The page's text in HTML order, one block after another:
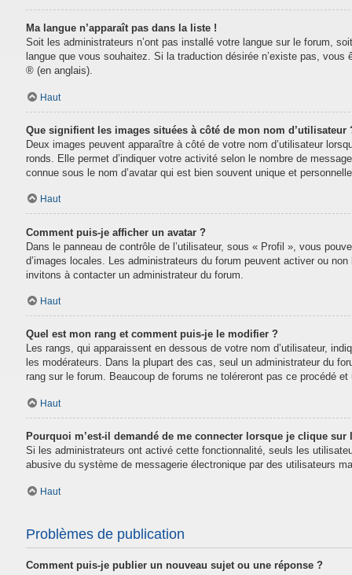
Ma langue n’apparaît pas dans la liste !
Soit les administrateurs n’ont pas installé votre langue sur le forum,
langue que vous souhaitez. Si la traduction désirée n’existe pas,
® (en anglais).
Haut
Que signifient les images situées à côté de mon nom d’utilisateur
Deux images peuvent apparaître à côté de votre nom d’utilisateur
ronds. Elle permet d’indiquer votre activité selon le nombre de
connue sous le nom d’avatar qui est bien souvent unique et
Haut
Comment puis-je afficher un avatar ?
Dans le panneau de contrôle de l’utilisateur, sous « Profil », vous
d’images locales. Les administrateurs du forum peuvent activer ou
invitons à contacter un administrateur du forum.
Haut
Quel est mon rang et comment puis-je le modifier ?
Les rangs, qui apparaissent en dessous de votre nom d’utilisateur,
les modérateurs. Dans la plupart des cas, seul un administrateur du
rang sur le forum. Beaucoup de forums ne toléreront pas ce procédé
Haut
Pourquoi m’est-il demandé de me connecter lorsque je clique
Si les administrateurs ont activé cette fonctionnalité, seuls les
abusive du système de messagerie électronique par des utilisateurs
Haut
Problèmes de publication
Comment puis-je publier un nouveau sujet ou une réponse ?